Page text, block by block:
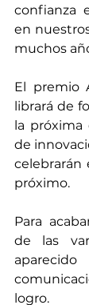
confianza
en
muchos
El premio
librará de
la próxima
de
celebrarán
próximo.
Para
de las
logro.